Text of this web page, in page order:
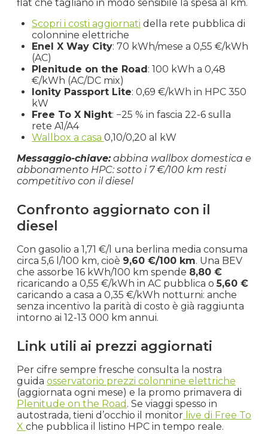
flat che tagliano in modo sensibile la spesa al km.
Scopri i costi aggiornati della rete pubblica di
colonnine elettriche
Enel X Way City: 70 kWh/mese a 0,55 €/kWh
(AC)
Plenitude on the Road : 100 kWh a 0,48
€/kWh (AC/DC mix)
Ionity Passport Lite: 0,69 €/kWh in HPC 350
kW
Free To X Night: −25 % in fascia 22-6 sulla
rete A1/A4
Wallbox a casa 0,10/0,20 al kW
Messaggio-chiave:abbina wallbox domestica e
abbonamento HPC: sotto i 7 €/100 km resti
competitivo con il diesel
Confronto aggiornato con il
diesel
Con gasolio a 1,71 €/l una berlina media consuma
circa 5,6 l/100 km, cioè 9,60 €/100 km. Una BEV
che assorbe 16 kWh/100 km spende 8,80 €
ricaricando a 0,55 €/kWh in AC pubblica o5,60 €
caricando a casa a 0,35 €/kWh notturni: anche
senza incentivo la parità di costo è già raggiunta
intorno ai 12-13 000 km annui.
Link utili ai prezzi aggiornati
Per cifre sempre fresche consulta la nostra
guida osservatorio prezzi colonnine elettriche
(aggiornata ogni mese) e la promo primavera di
Plenitude on the Road . Se viaggi spesso in
autostrada, tieni d’occhio il monitor live di Free To
X che pubblica il listino HPC in tempo reale.